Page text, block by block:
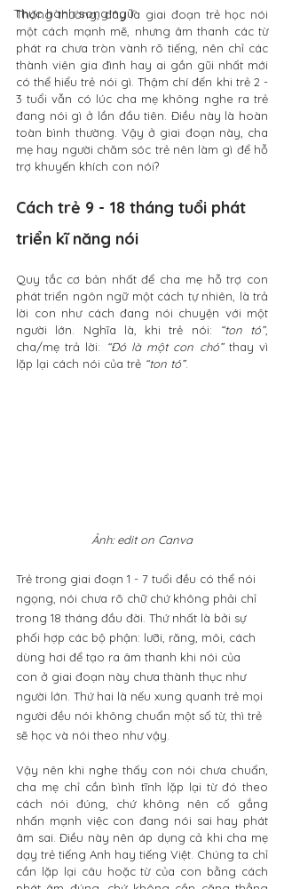
Thực hành song ngữ
Thông thường, đây là giai đoạn trẻ học nói
một cách mạnh mẽ, nhưng âm thanh các từ
phát ra chưa tròn vành rõ tiếng, nên chỉ các
thành viên gia đình hay ai gần gũi nhất mới
có thể hiểu trẻ nói gì. Thậm chí đến khi trẻ 2 -
3 tuổi vẫn có lúc cha mẹ không nghe ra trẻ
đang nói gì ở lần đầu tiên. Điều này là hoàn
toàn bình thường. Vậy ở giai đoạn này, cha
mẹ hay người chăm sóc trẻ nên làm gì để hỗ
trợ khuyến khích con nói?
Cách trẻ 9 - 18 tháng tuổi phát
triển kĩ năng nói
Quy tắc cơ bản nhất để cha mẹ hỗ trợ con
phát triển ngôn ngữ một cách tự nhiên, là trả
lời con như cách đang nói chuyện với một
người lớn. Nghĩa là, khi trẻ nói:
“ton tó”,
cha/mẹ trả lời:
“Đó là một con chó” thay vì
lặp lại cách nói của trẻ “ton tó”.
Ảnh: edit on Canva
Trẻ trong giai đoạn 1 - 7 tuổi đều có thể nói
ngọng, nói chưa rõ chữ chứ không phải chỉ
trong 18 tháng đầu đời. Thứ nhất là bởi sự
phối hợp các bộ phận: lưỡi, răng, môi, cách
dùng hơi để tạo ra âm thanh khi nói của
con ở giai đoạn này chưa thành thục như
người lớn. Thứ hai là nếu xung quanh trẻ mọi
người đều nói không chuẩn một số từ, thì trẻ
sẽ học và nói theo như vậy.
Vậy nên khi nghe thấy con nói chưa chuẩn,
cha mẹ chỉ cần bình tĩnh lặp lại từ đó theo
cách nói đúng, chứ không nên cố gắng
nhấn mạnh việc con đang nói sai hay phát
âm sai. Điều này nên áp dụng cả khi cha mẹ
dạy trẻ tiếng Anh hay tiếng Việt. Chúng ta chỉ
cần lặp lại câu hoặc từ của con bằng cách